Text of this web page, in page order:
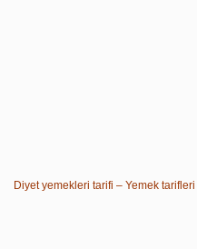
Diyet yemekleri tarifi – Yemek tarifleri